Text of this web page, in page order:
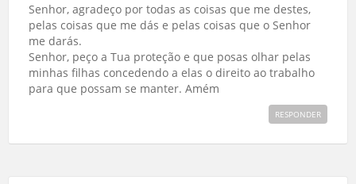
Senhor, agradeço por todas as coisas que me destes,
pelas coisas que me dás e pelas coisas que o Senhor
me darás.
Senhor, peço a Tua proteção e que posas olhar pelas
minhas filhas concedendo a elas o direito ao trabalho
para que possam se manter. Amém
RESPONDER